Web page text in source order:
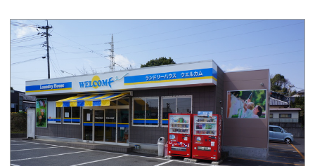
詳しく見る